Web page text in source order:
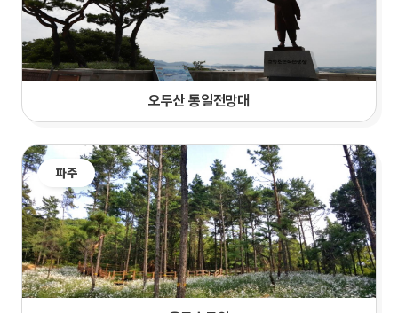
오두산 통일전망대
파주